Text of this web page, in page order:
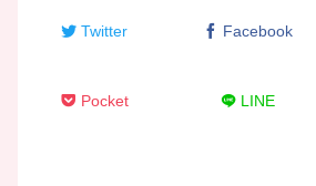
Twitter Facebook
Pocket LINE